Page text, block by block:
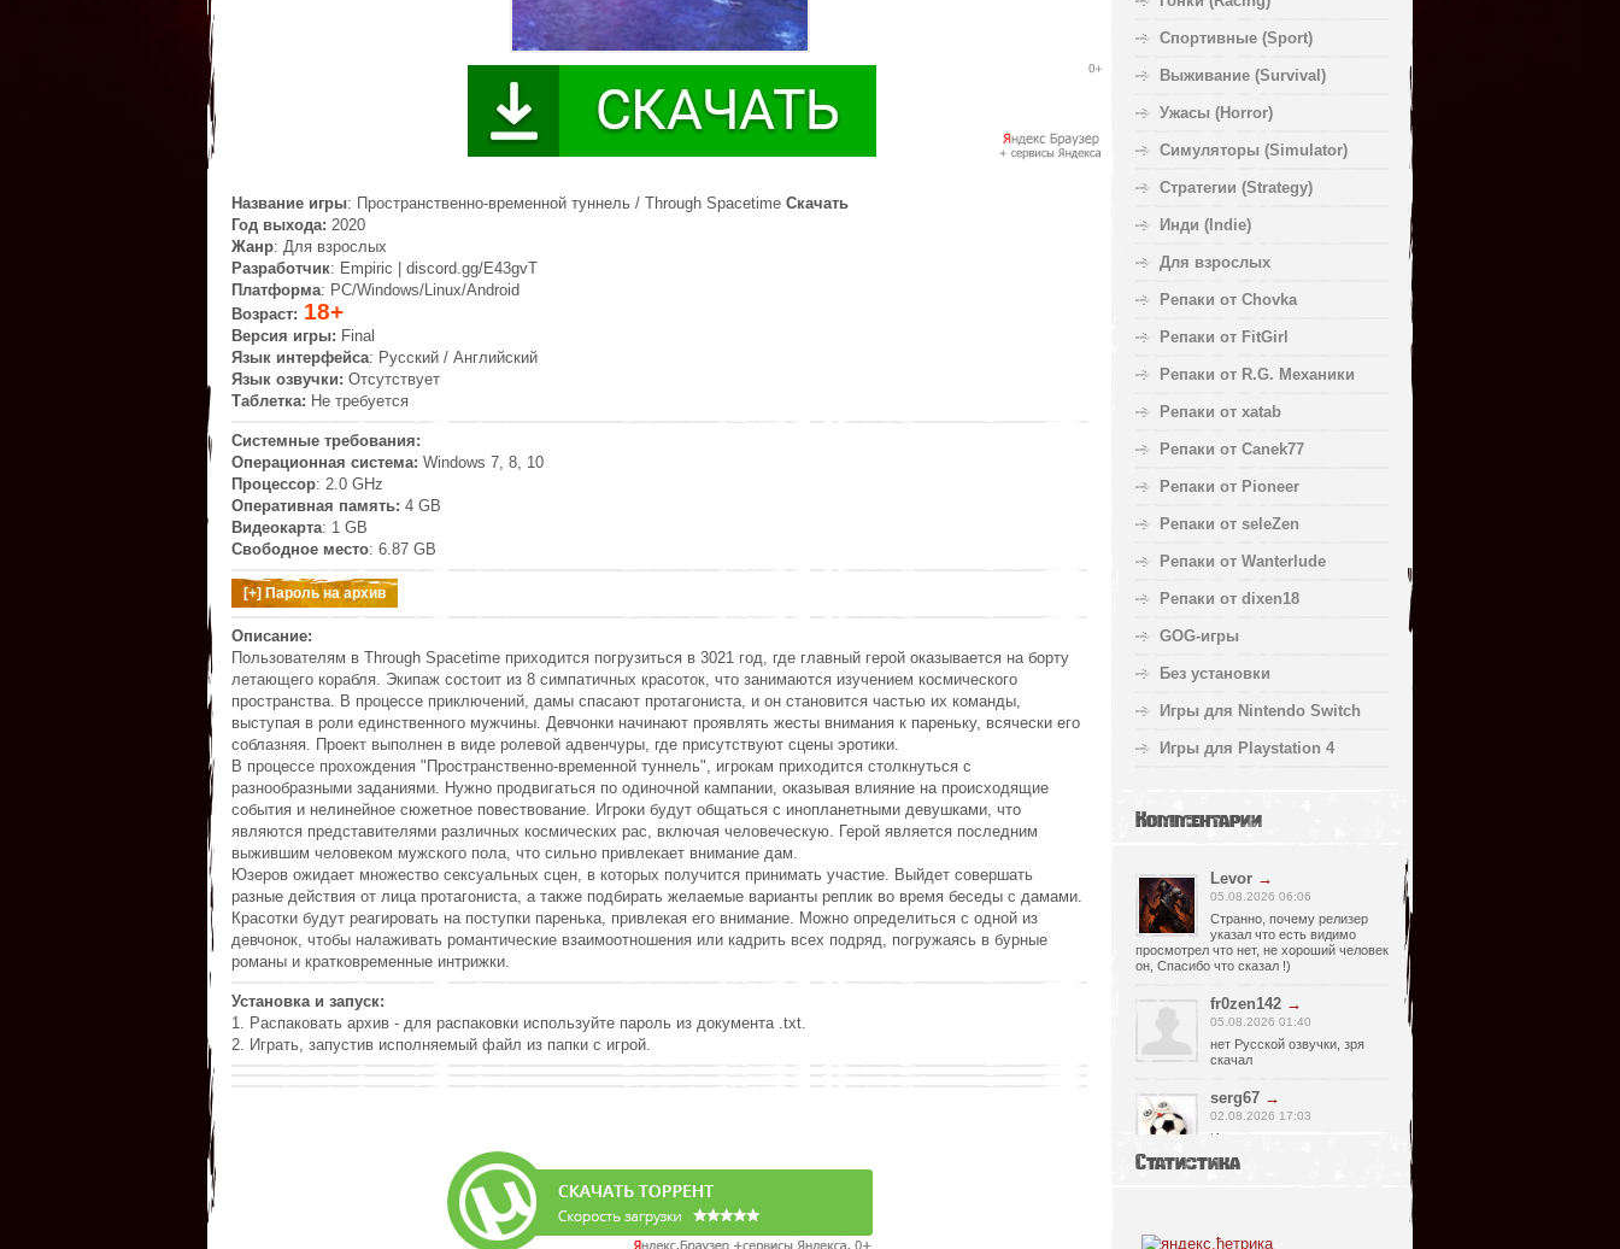
Название игры: Пространственно-временной туннель / Through Spacetime Скачать
Год выхода: 2020
Жанр: Для взрослых
Разработчик: Empiric | discord.gg/E43gvT
Платформа: PC/Windows/Linux/Android
Возраст: 18+
Версия игры: Final
Язык интерфейса: Русский / Английский
Язык озвучки: Отсутствует
Таблетка: Не требуется
Системные требования:
Операционная система: Windows 7, 8, 10
Процессор: 2.0 GHz
Оперативная память: 4 GB
Видеокарта: 1 GB
Свободное место: 6.87 GB
Описание:
Пользователям в Through Spacetime приходится погрузиться в 3021 год, где главный герой оказывается на борту
летающего корабля. Экипаж состоит из 8 симпатичных красоток, что занимаются изучением космического
пространства. В процессе приключений, дамы спасают протагониста, и он становится частью их команды,
выступая в роли единственного мужчины. Девчонки начинают проявлять жесты внимания к пареньку, всячески его
соблазняя. Проект выполнен в виде ролевой адвенчуры, где присутствуют сцены эротики.
В процессе прохождения "Пространственно-временной туннель", игрокам приходится столкнуться с
разнообразными заданиями. Нужно продвигаться по одиночной кампании, оказывая влияние на происходящие
события и нелинейное сюжетное повествование. Игроки будут общаться с инопланетными девушками, что
являются представителями различных космических рас, включая человеческую. Герой является последним
выжившим человеком мужского пола, что сильно привлекает внимание дам.
Юзеров ожидает множество сексуальных сцен, в которых получится принимать участие. Выйдет совершать
разные действия от лица протагониста, а также подбирать желаемые варианты реплик во время беседы с дамами.
Красотки будут реагировать на поступки паренька, привлекая его внимание. Можно определиться с одной из
девчонок, чтобы налаживать романтические взаимоотношения или кадрить всех подряд, погружаясь в бурные
романы и кратковременные интрижки.
Установка и запуск:
1. Распаковать архив - для распаковки используйте пароль из документа .txt.
2. Играть, запустив исполняемый файл из папки с игрой.
Спортивные (Sport)
Выживание (Survival)
Ужасы (Horror)
Симуляторы (Simulator)
Стратегии (Strategy)
Инди (Indie)
Для взрослых
Репаки от Chovka
Репаки от FitGirl
Репаки от R.G. Механики
Репаки от xatab
Репаки от Canek77
Репаки от Pioneer
Репаки от seleZen
Репаки от Wanterlude
Репаки от dixen18
GOG-игры
Без установки
Игры для Nintendo Switch
Игры для Playstation 4
Комментарии
Levor →
05.08.2026 06:06
Странно, почему релизер
указал что есть видимо
просмотрел что нет, не хороший человек
он, Спасибо что сказал !)
fr0zen142 →
05.08.2026 01:40
нет Русской озвучки, зря
скачал
serg67 →
02.08.2026 17:03
Игра интересная,а снизил
уменьшения экрана,играешь только на
glbvoyea5806
Статистика